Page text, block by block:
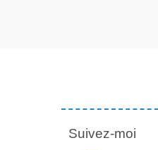
Suivez-moi